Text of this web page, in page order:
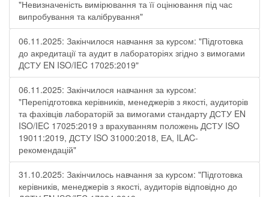
"Невизначеність вимірювання та її оцінювання під час
випробування та калібрування"
06.11.2025: Закінчилося навчання за курсом: "Підготовка
до акредитації та аудит в лабораторіях згідно з вимогами
ДСТУ EN ISO/IEC 17025:2019"
06.11.2025: Закінчилося навчання за курсом:
"Перепідготовка керівників, менеджерів з якості, аудиторів
та фахівців лабораторій за вимогами стандарту ДСТУ EN
ISO/IEC 17025:2019 з врахуванням положень ДСТУ ISO
19011:2019, ДСТУ ISO 31000:2018, ЕА, ILAC-
рекомендацій"
31.10.2025: Закінчилось навчання за курсом: "Підготовка
керівників, менеджерів з якості, аудиторів відповідно до